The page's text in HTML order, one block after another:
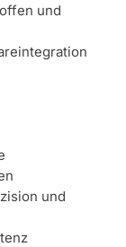
und
und